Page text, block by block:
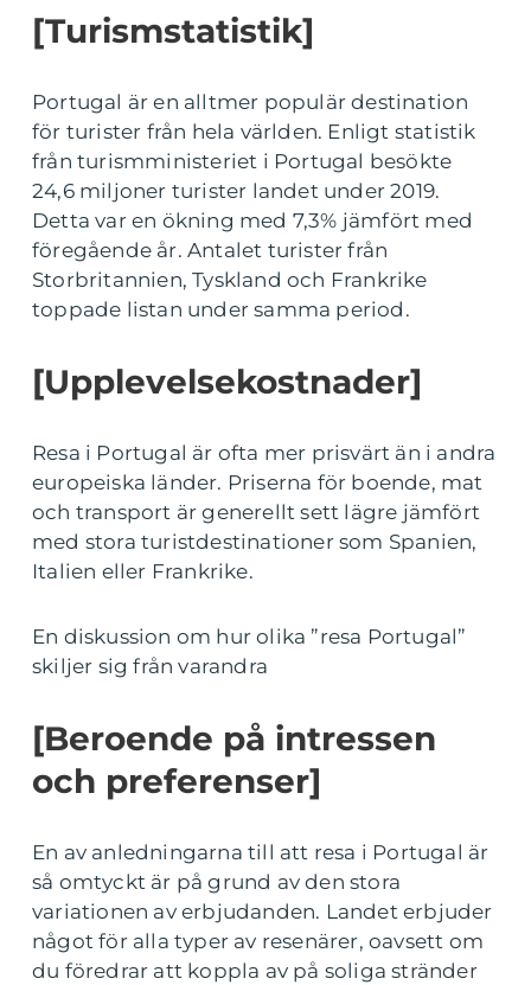
[Turismstatistik]
Portugal är en alltmer populär destination
för turister från hela världen. Enligt statistik
från turismministeriet i Portugal besökte
24,6 miljoner turister landet under 2019.
Detta var en ökning med 7,3% jämfört med
föregående år. Antalet turister från
Storbritannien, Tyskland och Frankrike
toppade listan under samma period.
[Upplevelsekostnader]
Resa i Portugal är ofta mer prisvärt än i andra
europeiska länder. Priserna för boende, mat
och transport är generellt sett lägre jämfört
med stora turistdestinationer som Spanien,
Italien eller Frankrike.
En diskussion om hur olika ”resa Portugal”
skiljer sig från varandra
[Beroende på intressen
och preferenser]
En av anledningarna till att resa i Portugal är
så omtyckt är på grund av den stora
variationen av erbjudanden. Landet erbjuder
något för alla typer av resenärer, oavsett om
du föredrar att koppla av på soliga stränder